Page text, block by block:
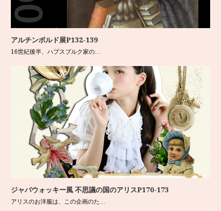
アルチンボルド展P132-139
16世紀後半、ハプスブルク家の…
ジャバウォッキー風 不思議の国のアリスP170-173
アリスのお洋服は、この企画のた…